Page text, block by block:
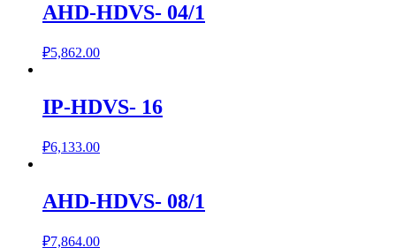
AHD-HDVS- 04/1
₽5,862.00
IP-HDVS- 16
₽6,133.00
AHD-HDVS- 08/1
₽7,864.00